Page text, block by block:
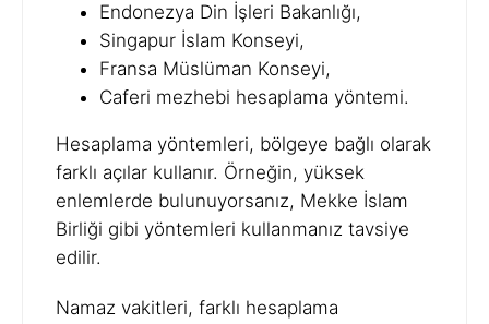
Endonezya Din İşleri Bakanlığı,
Singapur İslam Konseyi,
Fransa Müslüman Konseyi,
Caferi mezhebi hesaplama yöntemi.
Hesaplama yöntemleri, bölgeye bağlı olarak
farklı açılar kullanır. Örneğin, yüksek
enlemlerde bulunuyorsanız, Mekke İslam
Birliği gibi yöntemleri kullanmanız tavsiye
edilir.
Namaz vakitleri, farklı hesaplama